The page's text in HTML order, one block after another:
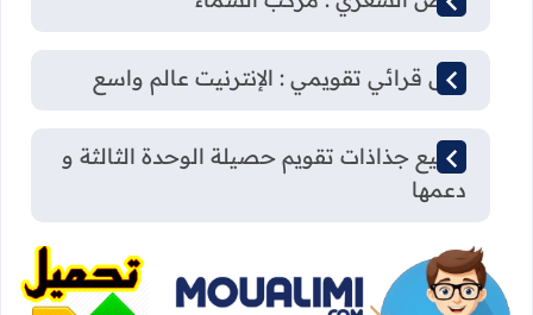
نص قرائي تقويمي : الإنترنيت عالم واسع
جميع جذاذات تقويم حصيلة الوحدة الثالثة و
دعمها